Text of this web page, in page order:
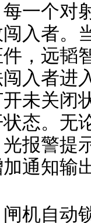
一个对
入者。
，远韬
入者进
未关闭
态。无
报警提
通知输
机自动